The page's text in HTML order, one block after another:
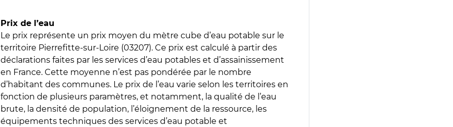
Prix de l’eau
Le prix représente un prix moyen du mètre cube d’eau potable sur le
territoire Pierrefitte-sur-Loire (03207). Ce prix est calculé à partir des
déclarations faites par les services d’eau potables et d’assainissement
en France. Cette moyenne n’est pas pondérée par le nombre
d’habitant des communes. Le prix de l’eau varie selon les territoires en
fonction de plusieurs paramètres, et notamment, la qualité de l’eau
brute, la densité de population, l’éloignement de la ressource, les
équipements techniques des services d’eau potable et